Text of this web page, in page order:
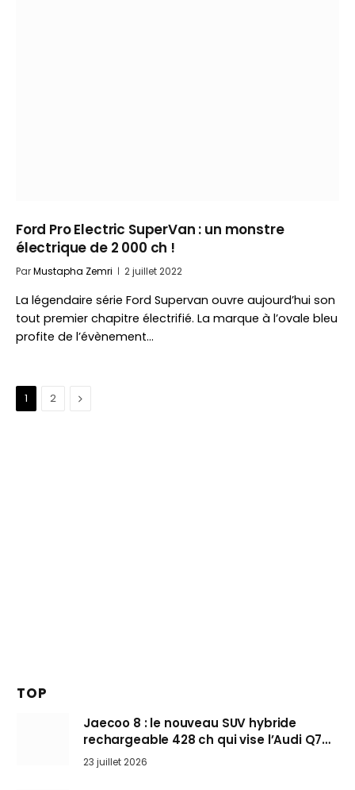
Ford Pro Electric SuperVan : un monstre
électrique de 2 000 ch !
ParMustapha Zemri 2 juillet 2022
La légendaire série Ford Supervan ouvre aujourd’hui son
tout premier chapitre électrifié. La marque à l’ovale bleu
profite de l’évènement…
1 2 Suivant
TOP
Jaecoo 8 : le nouveau SUV hybride
rechargeable 428 ch qui vise l’Audi Q7
arrive en Europe cet automne
23 juillet 2026